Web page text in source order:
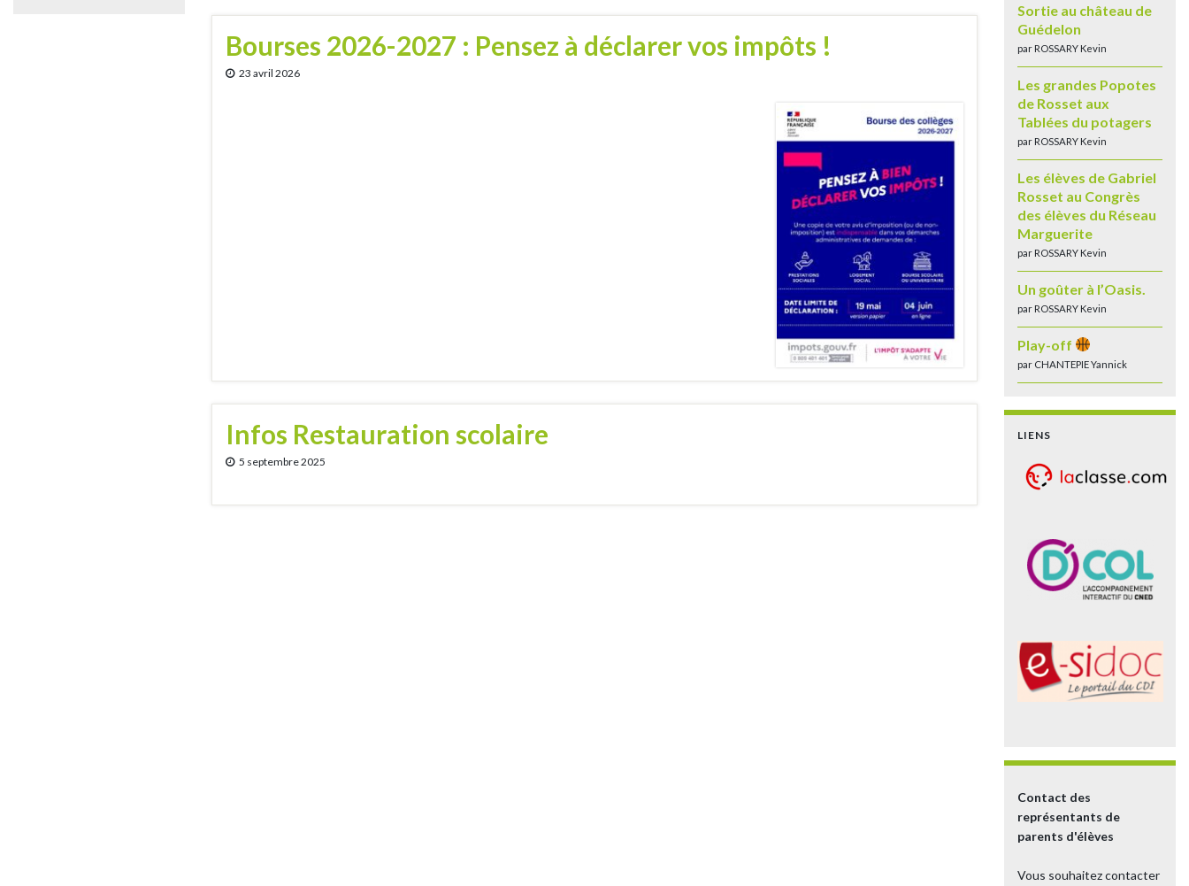
Bourses 2026-2027 : Pensez à déclarer vos impôts !
23 avril 2026
Infos Restauration scolaire
5 septembre 2025
Sortie au château de
Guédelon
par ROSSARY Kevin
Les grandes Popotes
de Rosset aux
Tablées du potagers
par ROSSARY Kevin
Les élèves de Gabriel
Rosset au Congrès
des élèves du Réseau
Marguerite
par ROSSARY Kevin
Un goûter à l’Oasis.
par ROSSARY Kevin
Play-off
par CHANTEPIE Yannick
LIENS
Contact des
représentants de
parents d'élèves
Vous souhaitez contacter